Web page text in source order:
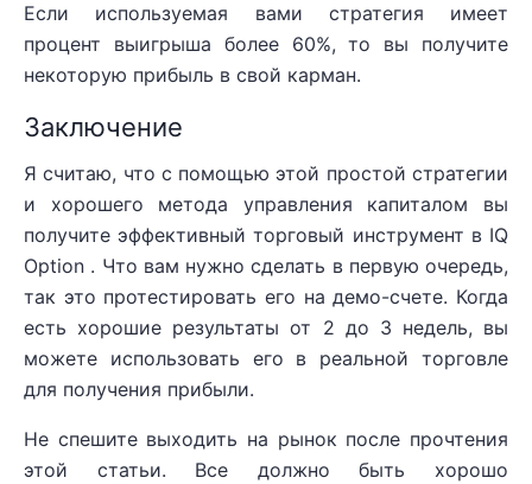
Если используемая вами стратегия имеет
процент выигрыша более 60%, то вы получите
некоторую прибыль в свой карман.
Заключение
Я считаю, что с помощью этой простой стратегии
и хорошего метода управления капиталом вы
получите эффективный торговый инструмент в IQ
Option . Что вам нужно сделать в первую очередь,
так это протестировать его на демо-счете. Когда
есть хорошие результаты от 2 до 3 недель, вы
можете использовать его в реальной торговле
для получения прибыли.
Не спешите выходить на рынок после прочтения
этой статьи. Все должно быть хорошо